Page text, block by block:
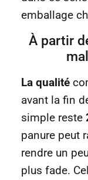
emballage
À partir
La qualité
avant la fin
simple reste
panure peut
rendre un
plus fade.